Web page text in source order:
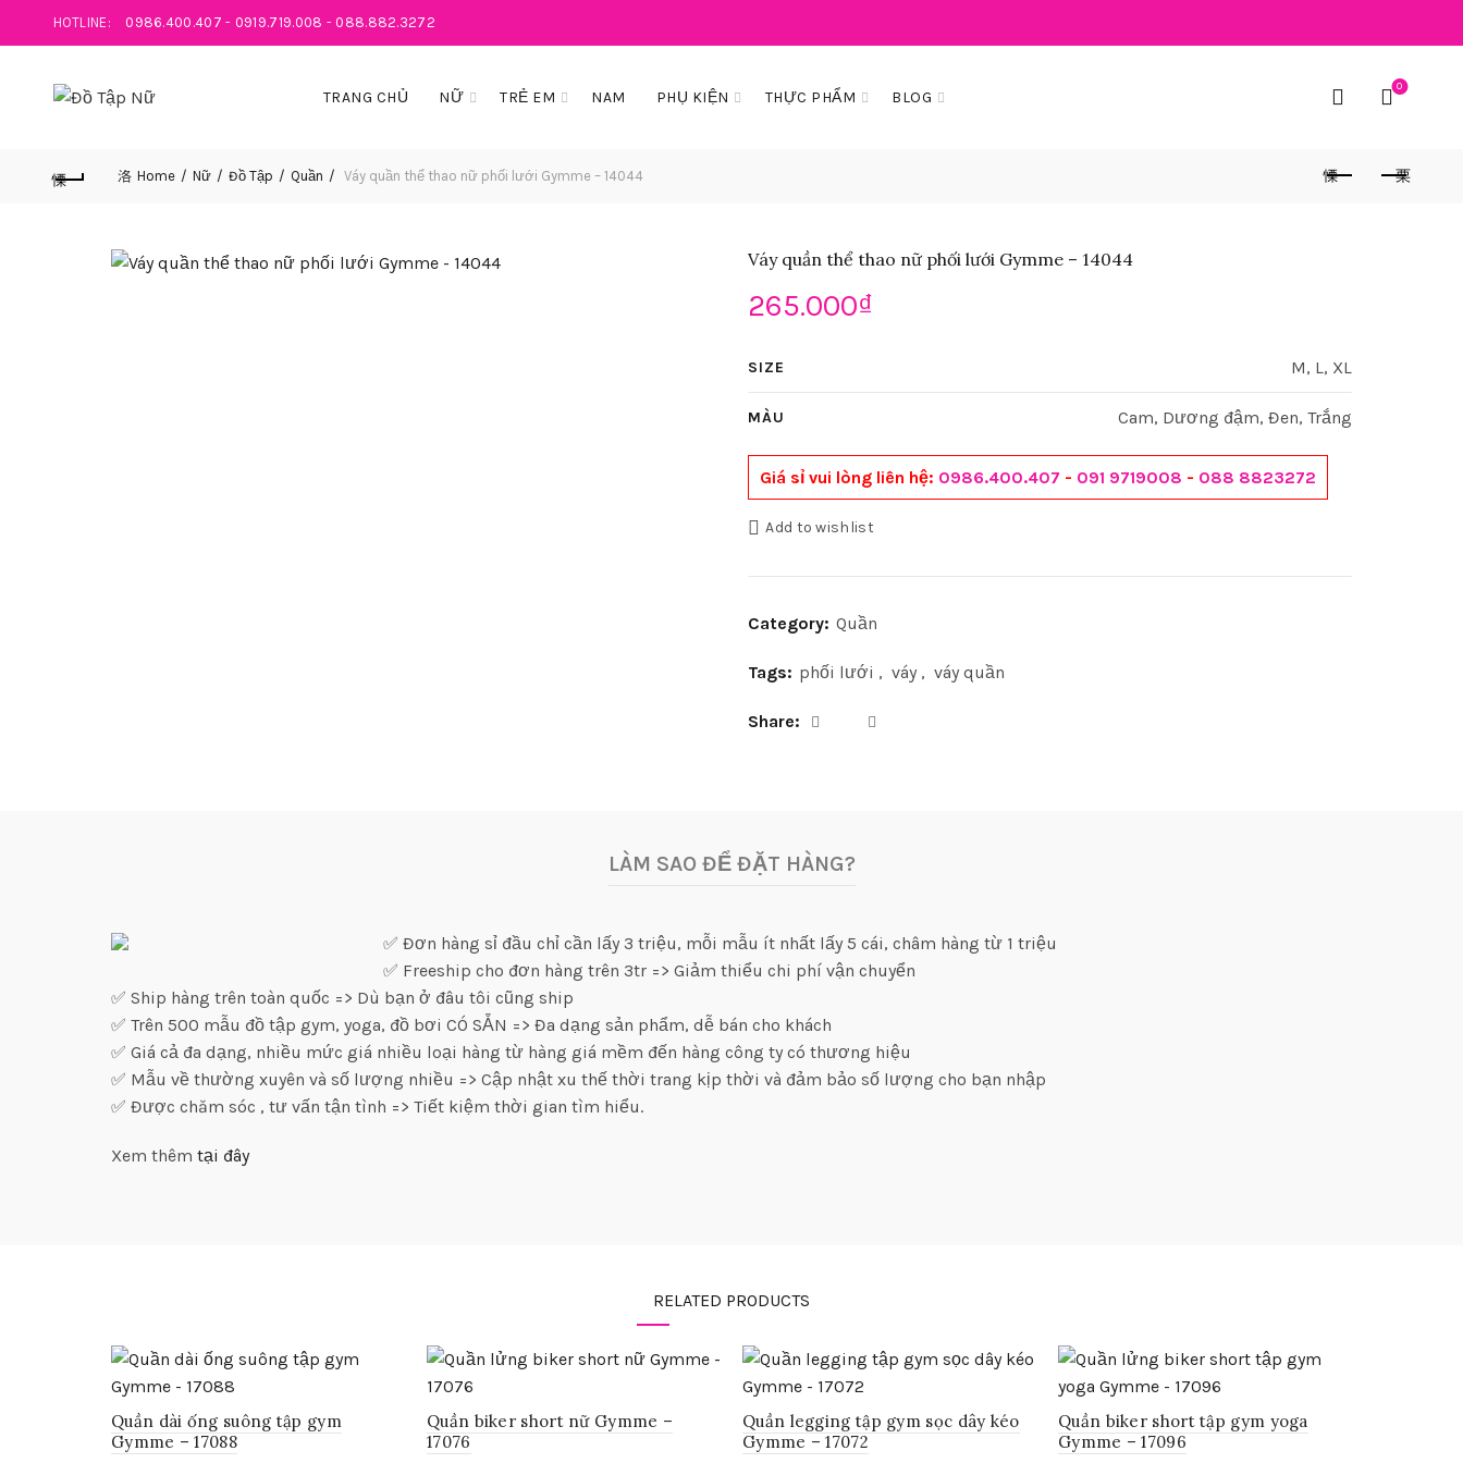
HOTLINE: 0986.400.407 - 0919.719.008 - 088.882.3272
TRANG CHỦ NỮ TRẺ EM NAM PHỤ KIỆN THỰC PHẨM BLOG
0
Home Nữ Đồ Tập Quần Váy quần thể thao nữ phối lưới Gymme – 14044
Váy quần thể thao nữ phối lưới Gymme – 14044
265.000₫
SIZE M, L, XL
MÀU Cam, Dương đậm, Đen, Trắng
Giá sỉ vui lòng liên hệ: 0986.400.407 - 091 9719008 - 088 8823272
Add to wishlist
Category: Quần
Tags: phối lưới , váy , váy quần
Share
LÀM SAO ĐỂ ĐẶT HÀNG?
✅ Đơn hàng sỉ đầu chỉ cần lấy 3 triệu, mỗi mẫu ít nhất lấy 5 cái, châm hàng từ 1 triệu
✅ Freeship cho đơn hàng trên 3tr => Giảm thiểu chi phí vận chuyển
✅ Ship hàng trên toàn quốc => Dù bạn ở đâu tôi cũng ship
✅ Trên 500 mẫu đồ tập gym, yoga, đồ bơi CÓ SẴN => Đa dạng sản phẩm, dễ bán cho khách
✅ Giá cả đa dạng, nhiều mức giá nhiều loại hàng từ hàng giá mềm đến hàng công ty có thương hiệu
✅ Mẫu về thường xuyên và số lượng nhiều => Cập nhật xu thế thời trang kịp thời và đảm bảo số lượng cho bạn nhập
✅ Được chăm sóc , tư vấn tận tình => Tiết kiệm thời gian tìm hiểu.
Xem thêm tại đây
RELATED PRODUCTS
Quần dài ống suông tập gym
Gymme – 17088
Quần biker short nữ Gymme –
17076
Quần legging tập gym sọc dây kéo
Gymme – 17072
Quần biker short tập gym yoga
Gymme – 17096